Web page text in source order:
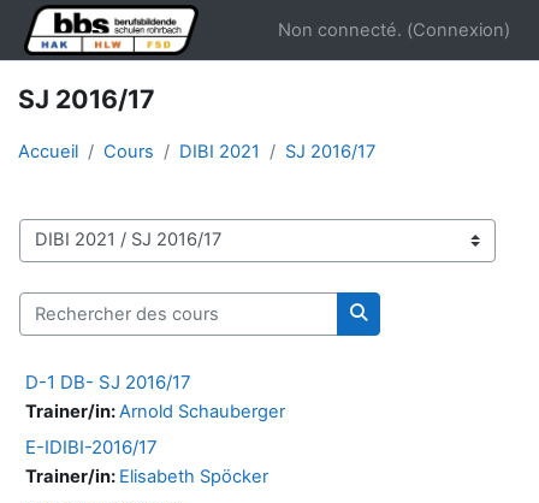
Passer au contenu principal
Non connecté. (Connexion)
SJ 2016/17
Accueil Cours DIBI 2021 SJ 2016/17
Catégories de cours
Rechercher des cours
Rechercher des
D-1 DB- SJ 2016/17
Trainer/in:Arnold Schauberger
E-IDIBI-2016/17
Trainer/in: Elisabeth Spöcker